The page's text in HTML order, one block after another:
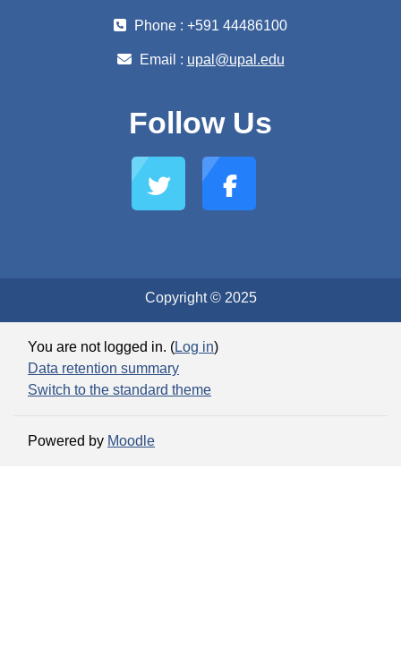
Phone : +591 44486100
Email : upal@upal.edu
Follow Us
Copyright © 2025
You are not logged in. (Log in)
Data retention summary
Switch to the standard theme
Powered by Moodle